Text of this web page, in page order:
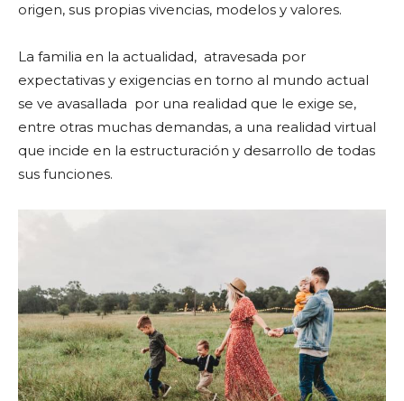
origen, sus propias vivencias, modelos y valores.
La familia en la actualidad, atravesada por
expectativas y exigencias en torno al mundo actual
se ve avasallada por una realidad que le exige se,
entre otras muchas demandas, a una realidad virtual
que incide en la estructuración y desarrollo de todas
sus funciones.